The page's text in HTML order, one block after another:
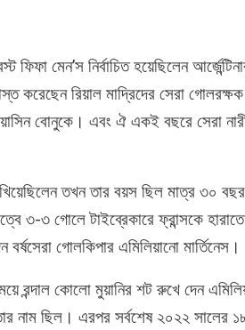
ফিফা মেন’স নির্বাচিত হয়েছিলেন
করেছেন রিয়াল মাদ্রিদের সেরা
বোনুকে। এবং ঐ একই বছরে সেরা নারী
তখন তার বয়স ছিল মাত্র ৩০
৩-৩ গোলে টাইব্রেকারে ফ্রান্সকে
গোলকিপার এমিলিয়ানো মার্তিনেস।
রন্দাল কোলো মুয়ানির শট রুখে দেন
নাম ছিল। এরপর সর্বশেষ ২০২২ সালের ১৮